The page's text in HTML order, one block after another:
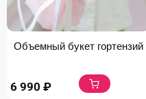
Объемный букет гортензий
6 990 ₽